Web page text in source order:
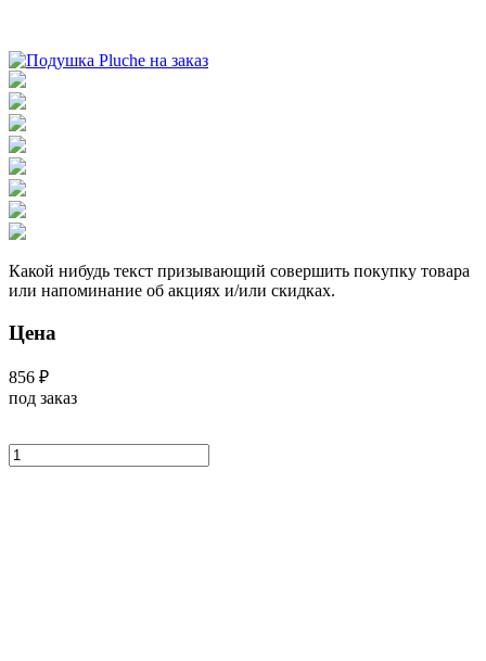
Какой нибудь текст призывающий совершить покупку товара
или напоминание об акциях и/или скидках.
Цена
856 ₽
под заказ